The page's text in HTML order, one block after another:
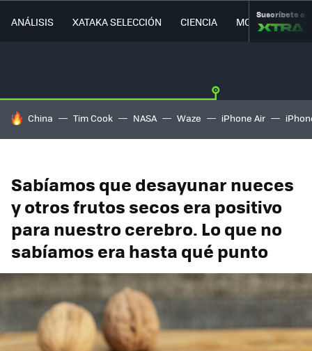
ANÁLISIS XATAKA SELECCIÓN CIENCIA MOVILIDAD
Suscríbete a
HOY SE HABLA DE
China Tim Cook NASA Waze iPhone Air
Sabíamos que desayunar nueces
y otros frutos secos era positivo
para nuestro cerebro. Lo que no
sabíamos era hasta qué punto